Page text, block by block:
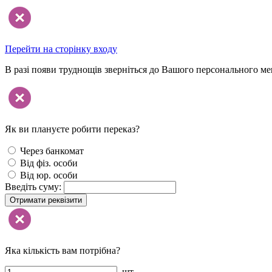
Перейти на сторінку входу
В разі появи труднощів зверніться до Вашого персонального
Як ви плануєте робити переказ?
Через банкомат
Від фіз. особи
Від юр. особи
Введіть суму:
Отримати реквізити
Яка кількість вам потрібна?